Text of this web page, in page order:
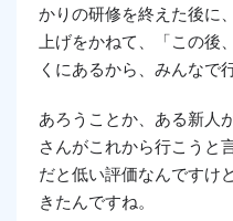
かりの研修を終えた後に
上げをかねて、「この後
くにあるから、みんなで
あろうことか、ある新人
さんがこれから行こうと
だと低い評価なんですけ
きたんですね。